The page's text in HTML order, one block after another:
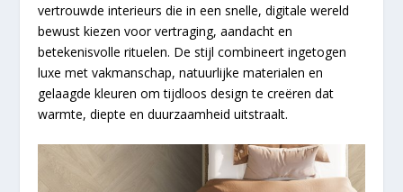
vertrouwde interieurs die in een snelle, digitale wereld
bewust kiezen voor vertraging, aandacht en
betekenisvolle rituelen. De stijl combineert ingetogen
luxe met vakmanschap, natuurlijke materialen en
gelaagde kleuren om tijdloos design te creëren dat
warmte, diepte en duurzaamheid uitstraalt.